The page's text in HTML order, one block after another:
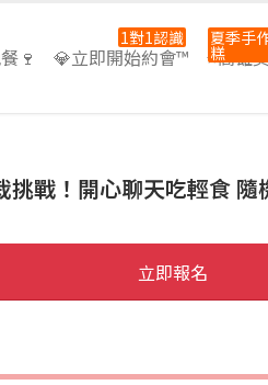
🍷 💎立即開始約會™
1對1認識
⭐高雄
夏季手
糕
戰！開心聊天吃輕食 隨
立即報名